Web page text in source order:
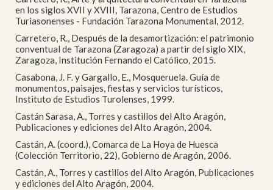
en los siglos XVII y XVIII, Tarazona, Centro de Estudios
Turiasonenses - Fundación Tarazona Monumental, 2012.
Carretero, R., Después de la desamortización: el patrimonio
conventual de Tarazona (Zaragoza) a partir del siglo XIX,
Zaragoza, Institución Fernando el Católico, 2015.
Casabona, J. F. y Gargallo, E., Mosqueruela. Guía de
monumentos, paisajes, fiestas y servicios turísticos,
Instituto de Estudios Turolenses, 1999.
Castán Sarasa, A., Torres y castillos del Alto Aragón,
Publicaciones y ediciones del Alto Aragón, 2004.
Castán, A. (coord.), Comarca de La Hoya de Huesca
(Colección Territorio, 22), Gobierno de Aragón, 2006.
Castán, A., Torres y castillos del Alto Aragón, Publicaciones
y ediciones del Alto Aragón, 2004.